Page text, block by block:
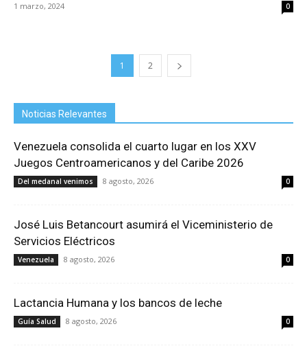
1 marzo, 2024 0
1 2
Noticias Relevantes
Venezuela consolida el cuarto lugar en los XXV
Juegos Centroamericanos y del Caribe 2026
Del medanal venimos 8 agosto, 2026 0
José Luis Betancourt asumirá el Viceministerio de
Servicios Eléctricos
Venezuela 8 agosto, 2026 0
Lactancia Humana y los bancos de leche
Guía Salud 8 agosto, 2026 0